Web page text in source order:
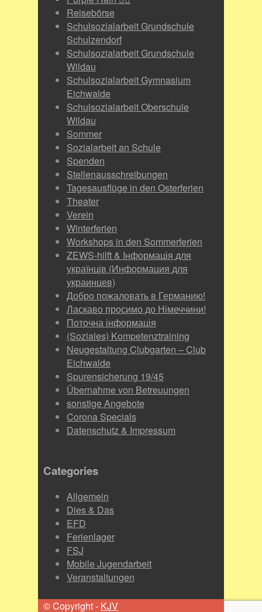
Reisebörse
Schulsozialarbeit Grundschule
Schulzendorf
Schulsozialarbeit Grundschule
Wildau
Schulsozialarbeit Gymnasium
Eichwalde
Schulsozialarbeit Oberschule
Wildau
Sommer
Sozialarbeit an Schule
Spenden
Stellenausschreibungen
Tagesausflüge in den Osterferien
Theater
Verein
Winterferien
Workshops in den Sommerferien
ZEWS-hilft & Інформація для
українців (Информация для
украинцев)
Добро пожаловать в Германию!
Ласкаво просимо до Німеччини!
Поточна інформація
(Soziales) Kompetenztraining
Neugestaltung Clubgarten – Club
Eichwalde
Spurensicherung 19/45
Übernahme von Betreuungen
sonstige Angebote
Corona Specials
Datenschutz & Impressum
Categories
Allgemein
Dies & Das
EFD
Ferienlager
FSJ
Mobile Jugendarbeit
Veranstaltungen
© Copyright - KJV